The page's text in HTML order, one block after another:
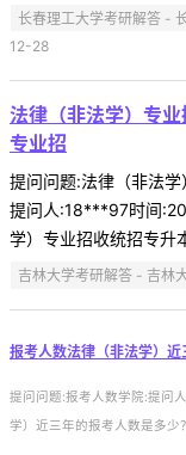
长春理工大学考研解答 -
12-28
法律（非法学）专业
专业招
提问问题:法律（非法
提问人:18***97时间
学）专业招收统招专升
吉林大学考研解答 - 吉林
报考人数法律（非法学）
提问问题:报考人数学院:提问
学）近三年的报考人数是多少